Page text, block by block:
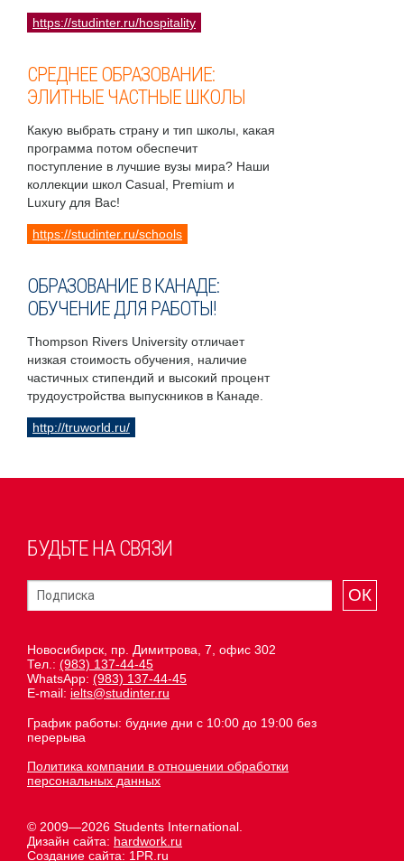
https://studinter.ru/hospitality
СРЕДНЕЕ ОБРАЗОВАНИЕ:
ЭЛИТНЫЕ ЧАСТНЫЕ ШКОЛЫ
Какую выбрать страну и тип школы, какая
программа потом обеспечит
поступление в лучшие вузы мира? Наши
коллекции школ Casual, Premium и
Luxury для Вас!
https://studinter.ru/schools
ОБРАЗОВАНИЕ В КАНАДЕ:
ОБУЧЕНИЕ ДЛЯ РАБОТЫ!
Thompson Rivers University отличает
низкая стоимость обучения, наличие
частичных стипендий и высокий процент
трудоустройства выпускников в Канаде.
http://truworld.ru/
БУДЬТЕ НА СВЯЗИ
ОК
Новосибирск, пр. Димитрова, 7, офис 302
Тел.: (983) 137-44-45
WhatsApp: (983) 137-44-45
E-mail: ielts@studinter.ru
График работы: будние дни с 10:00 до 19:00 без
перерыва
Политика компании в отношении обработки
персональных данных
© 2009—2026 Students International.
Дизайн сайта: hardwork.ru
Создание сайта: 1PR.ru